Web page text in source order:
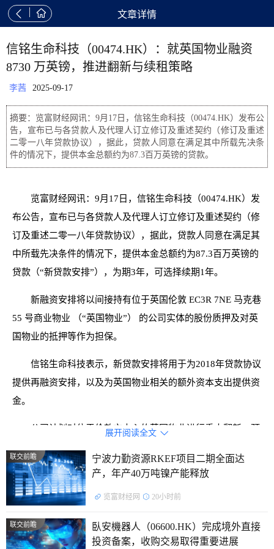
  文章详情
信铭生命科技（00474.HK）：就英国物业融资
8730 万英镑，推进翻新与续租策略
李茜 2025-09-17
摘要：览富财经网讯：9月17日，信铭生命科技（00474.HK）发布公
告，宣布已与各贷款人及代理人订立修订及重述契约（修订及重述
二零一八年贷款协议），据此，贷款人同意在满足其中所载先决条
件的情况下，提供本金总额约为87.3百万英镑的贷款。
览富财经网讯：9月17日，信铭生命科技（00474.HK）发
布公告，宣布已与各贷款人及代理人订立修订及重述契约（修
订及重述二零一八年贷款协议），据此，贷款人同意在满足其
中所载先决条件的情况下，提供本金总额约为87.3百万英镑的
贷款（“新贷款安排”），为期3年，可选择续期1年。
新融资安排将以间接持有位于英国伦敦 EC3R 7NE 马克巷
55 号商业物业 （“英国物业”） 的公司实体的股份质押及对英
国物业的抵押等作为担保。
信铭生命科技表示，新贷款安排将用于为2018年贷款协议
提供再融资安排，以及为英国物业相关的额外资本支出提供资
金。
公司计划对位于伦敦市中心的英国物业进行重大翻新，预
以提升租户体验及整体吸引力，从而提高英国物业之价值。
该物业目前主要由知名保险公司及金融机构租用，整体空
公司表示，根据商业计划及与租户的磋商，多数租戶表达
展开阅读全文 
联交前瞻
宁波力勤资源RKEF项目二期全面达
产，年产40万吨镍产能释放
览富财经网 20小时前
联交前瞻
臥安機器人（06600.HK）完成境外直接
投资备案，收购交易取得重要进展